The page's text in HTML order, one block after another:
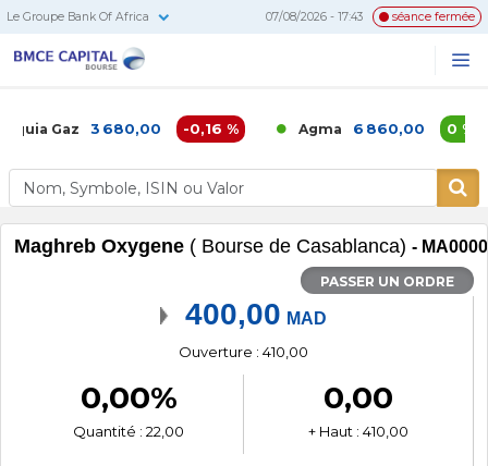
Le Groupe Bank Of Africa 07/08/2026 - 17:43 séance fermée
Gaz 3 680,00 -0,16 % Agma 6 860,00 0 %
Maghreb Oxygene ( Bourse de Casablanca) -
PASSER UN ORDRE
400,00 MAD
Ouverture : 410,00
0,00%
Quantité : 22,00
0,00
+ Haut : 410,00